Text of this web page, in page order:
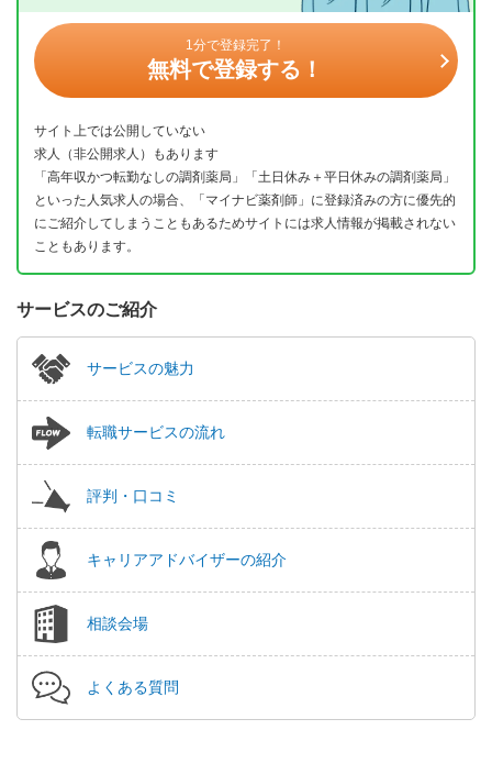
1分で登録完了！
無料で登録する！
サイト上では公開していない
求人（非公開求人）もあります
「高年収かつ転勤なしの調剤薬局」「土日休み＋平日休みの調剤薬局」
といった人気求人の場合、「マイナビ薬剤師」に登録済みの方に優先的
にご紹介してしまうこともあるためサイトには求人情報が掲載されない
こともあります。
サービスのご紹介
サービスの魅力
転職サービスの流れ
評判・口コミ
キャリアアドバイザーの紹介
相談会場
よくある質問